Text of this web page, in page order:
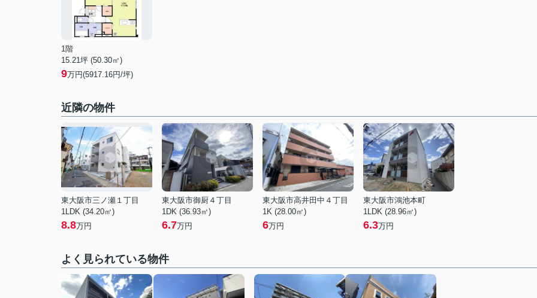
1階
15.21坪 (50.30㎡)
9万円(5917.16円/坪)
近隣の物件
東大阪市三ノ瀬１丁目
1LDK (34.20㎡)
8.8万円
東大阪市御厨４丁目
1DK (36.93㎡)
6.7万円
東大阪市高井田中４丁目
1K (28.00㎡)
6万円
東大阪市鴻池本町
1LDK (28.96㎡)
6.3万円
よく見られている物件